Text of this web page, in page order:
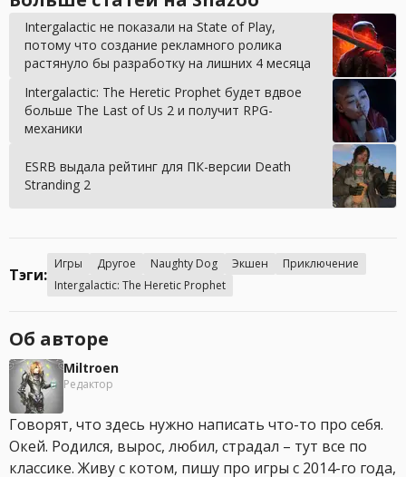
Intergalactic не показали на State of Play,
потому что создание рекламного ролика
растянуло бы разработку на лишних 4 месяца
Intergalactic: The Heretic Prophet будет вдвое
больше The Last of Us 2 и получит RPG-
механики
ESRB выдала рейтинг для ПК-версии Death
Stranding 2
Тэги:
Игры Другое Naughty Dog Экшен
Приключение
Intergalactic: The Heretic Prophet
Об авторе
Miltroen
Редактор
Говорят, что здесь нужно написать что-то про себя.
Окей. Родился, вырос, любил, страдал – тут все по
классике. Живу с котом, пишу про игры с 2014-го года,